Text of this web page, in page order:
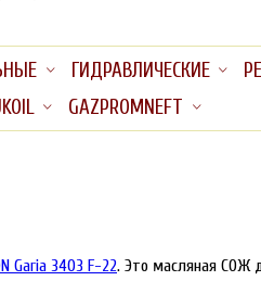
ГИДРАВЛИЧЕСКИЕ
GAZPROMNEFT
Garia 3403 F-22. Это масляная СОЖ